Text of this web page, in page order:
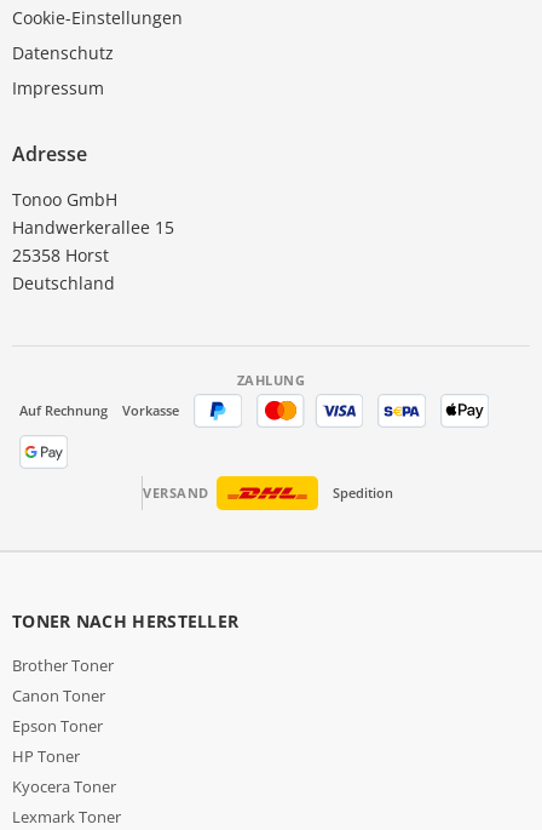
Cookie-Einstellungen
Datenschutz
Impressum
Adresse
Tonoo GmbH
Handwerkerallee 15
25358 Horst
Deutschland
ZAHLUNG
Auf Rechnung
Vorkasse
VERSAND Spedition
TONER NACH HERSTELLER
Brother Toner
Canon Toner
Epson Toner
HP Toner
Kyocera Toner
Lexmark Toner